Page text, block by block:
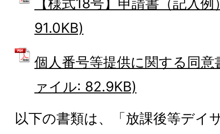
【様式18号】申請書（記入
91.0KB)
個人番号等提供に関する同
ァイル: 82.9KB)
以下の書類は、「放課後等デイ